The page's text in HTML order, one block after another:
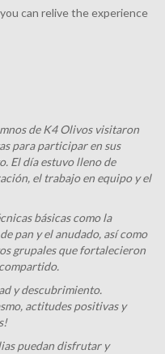
can relive the experience
de K4 Olivos visitaron
para participar en sus
El día estuvo lleno de
el trabajo en equipo y el
básicas como la
pan y el anudado, así como
grupales que fortalecieron
y descubrimiento.
actitudes positivas y
puedan disfrutar y